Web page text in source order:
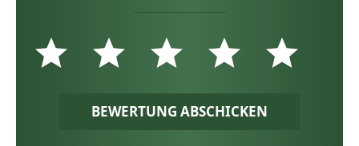
BEWERTUNG ABSCHICKEN